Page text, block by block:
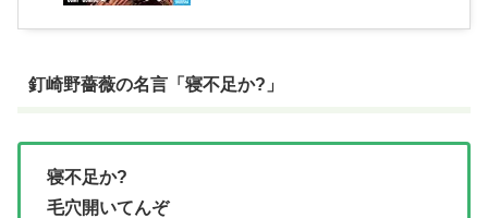
釘崎野薔薇の名言「寝不足か?」
寝不足か?
毛穴開いてんぞ